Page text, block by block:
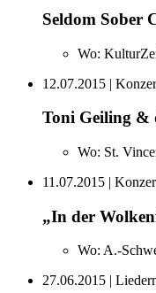
Seldom Sober
Wo:
12.07.2015 |
Toni Geiling &
Wo: St.
11.07.2015 |
„In der
Wo: A.-
27.06.2015 |